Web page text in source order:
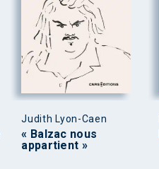
Judith Lyon-Caen
« Balzac nous
appartient »